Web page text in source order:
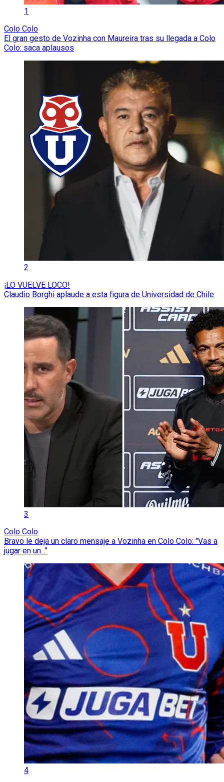
1
Colo Colo
El gran gesto de Vozinha con Maureira tras su llegada a Colo
Colo: saca aplausos
2
¡LO VUELVE LOCO!
Claudio Borghi aplaude a esta figura de Universidad de Chile
3
Colo Colo
Bravo le deja un claro mensaje a Vozinha en Colo Colo: "Vas a
jugar en un..."
4